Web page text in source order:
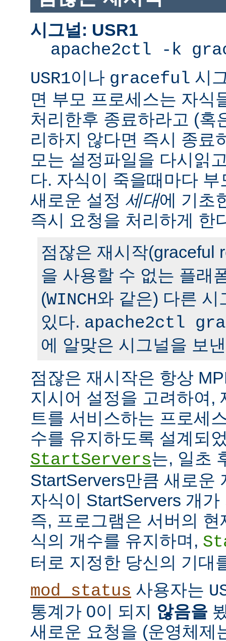
시그널: USR1
apache2ctl -k
USR1이나 graceful 시
면 부모 프로세스는 자식
처리한후 종료하라고 (혹
리하지 않다면 즉시 종료
모는 설정파일을 다시읽
다. 자식이 죽을때마다
새로운 설정 세대에 기초
즉시 요청을 처리하게 한
점잖은 재시작(graceful
을 사용할 수 없는 플래
(WINCH와 같은) 다른 시
있다. apache2ctl
에 알맞은 시그널을 보
점잖은 재시작은 항상
지시어 설정을 고려하여,
트를 서비스하는 프로세
수를 유지하도록 설계되
StartServers는, 일초
StartServers만큼 새로운
자식이 StartServers 개
즉, 프로그램은 서버의
식의 개수를 유지하며,
터로 지정한 당신의 기대
mod_status 사용자는
통계가 0이 되지 않음을
새로운 요청을 (운영체제